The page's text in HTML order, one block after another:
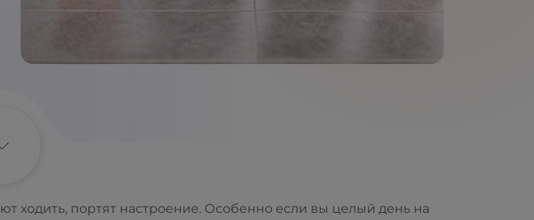
ходить, портят настроение. Особенно если вы целый день на